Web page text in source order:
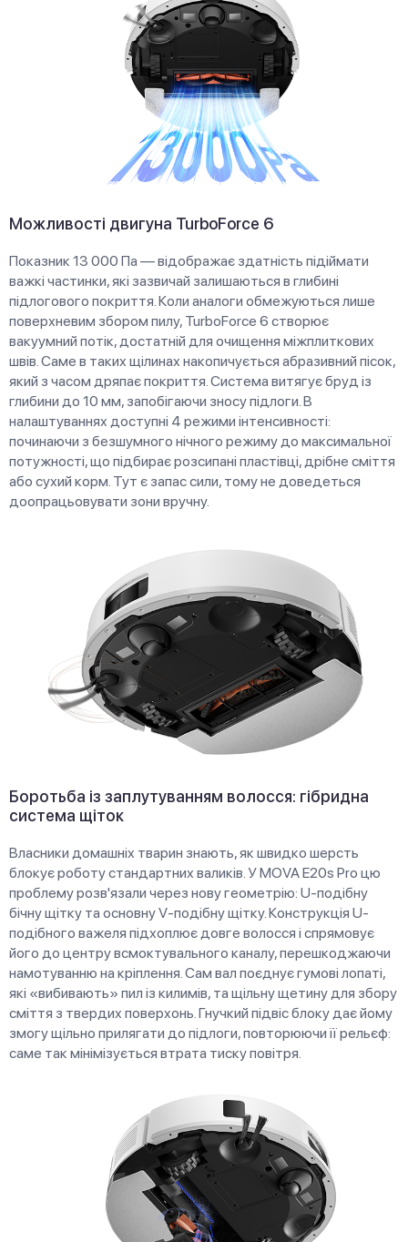
Можливості двигуна TurboForce 6
Показник 13 000 Па — відображає здатність підіймати
важкі частинки, які зазвичай залишаються в глибині
підлогового покриття. Коли аналоги обмежуються лише
поверхневим збором пилу, TurboForce 6 створює
вакуумний потік, достатній для очищення міжплиткових
швів. Саме в таких щілинах накопичується абразивний пісок,
який з часом дряпає покриття. Система витягує бруд із
глибини до 10 мм, запобігаючи зносу підлоги. В
налаштуваннях доступні 4 режими інтенсивності:
починаючи з безшумного нічного режиму до максимальної
потужності, що підбирає розсипані пластівці, дрібне сміття
або сухий корм. Тут є запас сили, тому не доведеться
доопрацьовувати зони вручну.
Боротьба із заплутуванням волосся: гібридна
система щіток
Власники домашніх тварин знають, як швидко шерсть
блокує роботу стандартних валиків. У MOVA E20s Pro цю
проблему розв'язали через нову геометрію: U-подібну
бічну щітку та основну V-подібну щітку. Конструкція U-
подібного важеля підхоплює довге волосся і спрямовує
його до центру всмоктувального каналу, перешкоджаючи
намотуванню на кріплення. Сам вал поєднує гумові лопаті,
які «вибивають» пил із килимів, та щільну щетину для збору
сміття з твердих поверхонь. Гнучкий підвіс блоку дає йому
змогу щільно прилягати до підлоги, повторюючи її рельєф:
саме так мінімізується втрата тиску повітря.